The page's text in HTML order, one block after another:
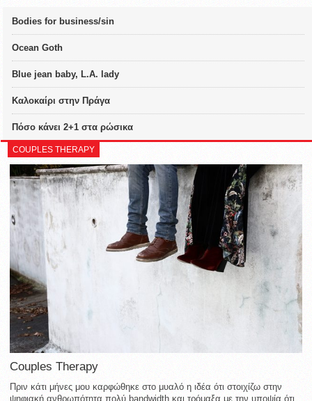
Bodies for business/sin
Ocean Goth
Blue jean baby, L.A. lady
Καλοκαίρι στην Πράγα
Πόσο κάνει 2+1 στα ρώσικα
COUPLES THERAPY
Couples Therapy
Πριν κάτι μήνες μου καρφώθηκε στο μυαλό η ιδέα ότι στοιχίζω στην
ψηφιακή ανθρωπότητα πολύ bandwidth και τρόμαξα με την υποψία ότι,